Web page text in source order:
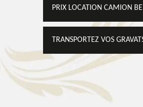
PRIX LOCATION CAMION
TRANSPORTEZ VOS